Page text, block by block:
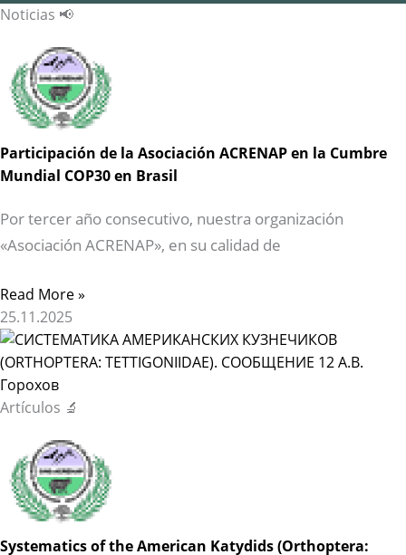
Noticias 📢
Participación de la Asociación ACRENAP en la Cumbre
Mundial COP30 en Brasil
Por tercer año consecutivo, nuestra organización
«Asociación ACRENAP», en su calidad de
Read More »
25.11.2025
Artículos 🔬
Systematics of the American Katydids (Orthoptera: